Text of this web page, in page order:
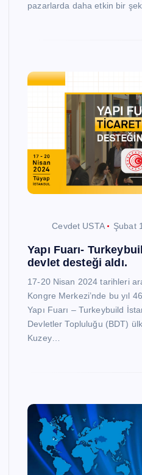
pazarlarda daha etkin bir
Cevdet USTA Şubat
Yapı Fuarı-
devlet desteği aldı.
17-20 Nisan 2024 tarihleri
Kongre Merkezi’nde bu yıl
Yapı Fuarı – Turkeybuild
Devletler Topluluğu (BDT)
Kuzey…